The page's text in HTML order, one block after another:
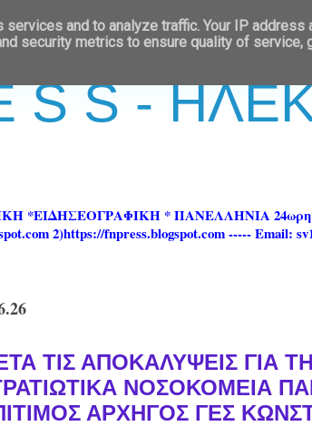
S S -
*ΕΙΔΗΣΕΟΓΡΑΦΙΚΗ * ΠΑΝΕΛΛΗΝΙΑ
2)https://fnpress.blogspot.com ----- Email:
ΤΙΣ ΑΠΟΚΑΛΥΨΕΙΣ ΓΙΑ
ΝΟΣΟΚΟΜΕΙΑ
ΑΡΧΗΓΟΣ ΓΕΣ
and to analyze traffic. Your IP address
security metrics to ensure quality of service,